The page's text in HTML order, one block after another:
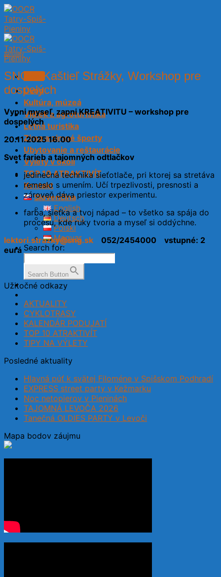
Skip
to
content
Úvod
Kultúra, múzeá
Vidiek a agroturistika
Letná turistika
Zima a zimné športy
Ubytovanie a reštaurácie
Výlety v okolí
TOP 10 ATRAKTIVÍT
Kontakt
Slovenčina
English
Deutsch
Polski
Magyar
Search for:
Search Button
Aktuality
SNG – Kaštieľ Strážky, Workshop pre
dospelých
Vypni myseľ, zapni KREATIVITU – workshop pre
dospelých
20.11.2025 16.00
Svet farieb a tajomných odtlačkov
jedinečná technika sieťotlače, pri ktorej sa stretáva
remeslo s umením. Učí trpezlivosti, presnosti a
zároveň dáva priestor experimentu.
farba, sieťka a tvoj nápad – to všetko sa spája do
procesu, kde ruky tvoria a myseľ si oddýchne.
lektori.strazky@sng.sk
052/2454000
vstupné: 2
eurá
Užitočné odkazy
AKTUALITY
CYKLOTRASY
KALENDÁR PODUJATÍ
TOP 10 ATRAKTIVÍT
TIPY NA VÝLETY
Posledné aktuality
Hlavná púť k svätej Filoméne v Spišskom Podhradí
EXPRESS street party v Kežmarku
Noc netopierov v Pieninách
TAJOMNÁ LEVOČA 2026
Tanečná OLDIES PARTY v Levoči
Mapa bodov záujmu